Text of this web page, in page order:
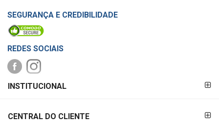
SEGURANÇA E CREDIBILIDADE
REDES SOCIAIS
PAGAMENTO
INSTITUCIONAL
CENTRAL DO CLIENTE